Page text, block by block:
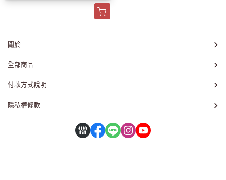
關於
全部商品
付款方式說明
隱私權條款